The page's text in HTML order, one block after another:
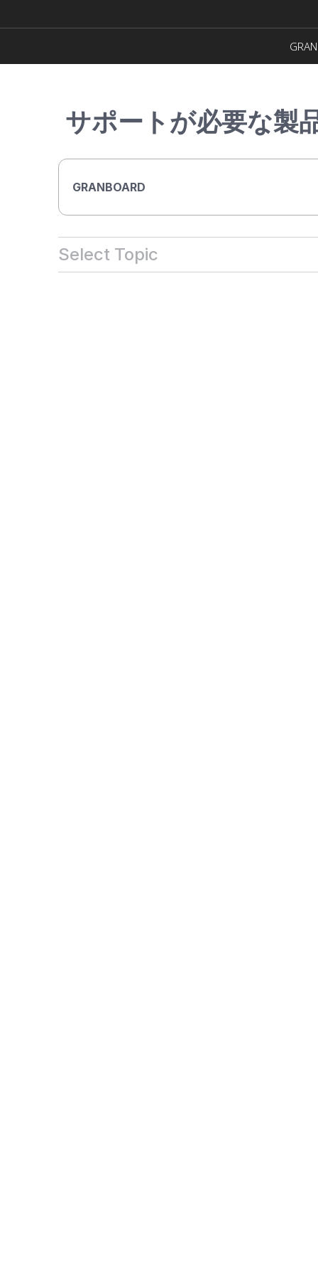
サポートが必要な製
GRANBOARD
Select Topic